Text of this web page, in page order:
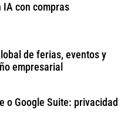
IA con compras
de ferias, eventos y
empresarial
o Google Suite: privacidad